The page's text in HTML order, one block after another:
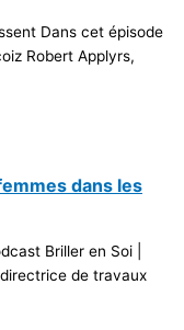
Dans cet épisode
Robert Applyrs,
dans les
Briller en Soi |
directrice de travaux